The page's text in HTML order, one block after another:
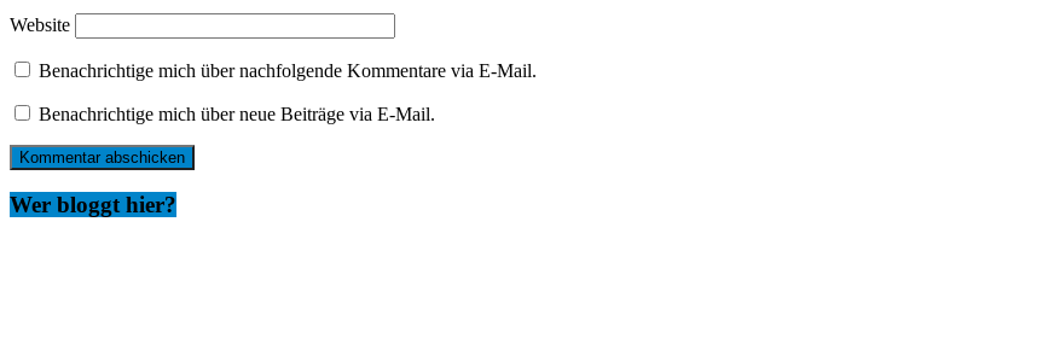
Website
Benachrichtige mich über nachfolgende Kommentare via E-Mail.
Benachrichtige mich über neue Beiträge via E-Mail.
Wer bloggt hier?